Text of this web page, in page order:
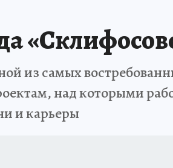
из самых
над которыми
и карьеры